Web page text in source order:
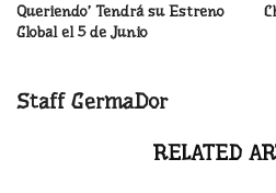
Queriendo’ Tendrá su Estreno
Global el 5 de Junio
Staff GermaDor
RELATED